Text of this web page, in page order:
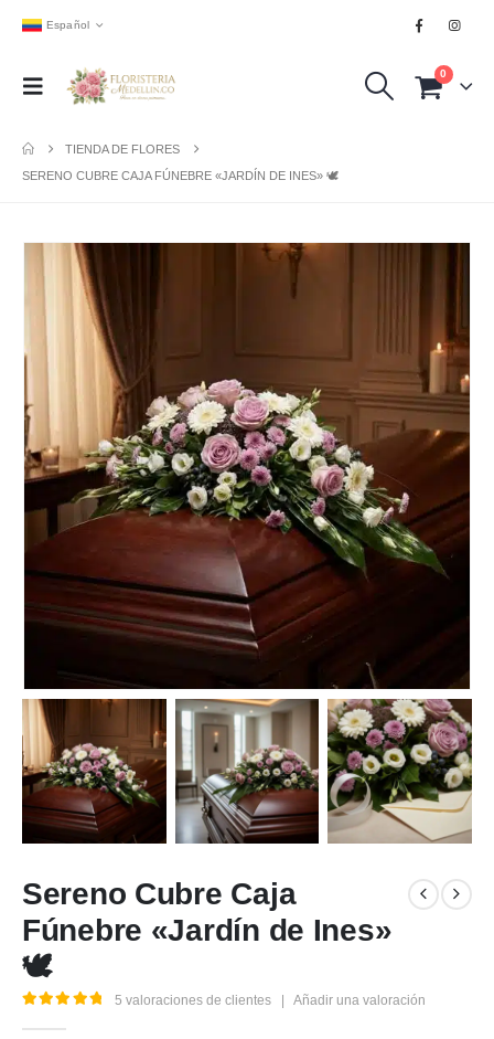
Español
0
TIENDA DE FLORES
SERENO CUBRE CAJA FÚNEBRE «JARDÍN DE INES» 🕊️
Sereno Cubre Caja
Fúnebre «Jardín de Ines»
🕊️
5 valoraciones de clientes Añadir una valoración